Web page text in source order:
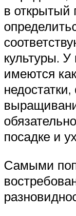
в открытый
культуры.
имеются
посадке и
Самыми